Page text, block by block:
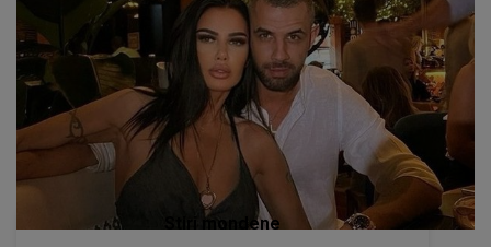
Stiri mondene